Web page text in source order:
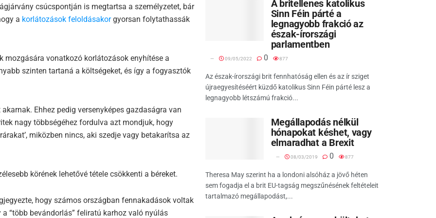
csúcspontján is megtartsa a személyzetet, bár
a korlátozások feloldásakorgyorsan folytathassák
mozgására vonatkozó korlátozások enyhítése a
szinten tartaná a költségeket, és így a fogyasztók
Ehhez pedig versenyképes gazdaságra van
nagy többségéhez fordulva azt mondjuk, hogy
miközben nincs, aki szedje vagy betakarítsa az
körének lehetővé tétele csökkenti a béreket.
hogy számos országban fennakadások voltak
“több bevándorlás” feliratú karhoz való nyúlás
A britellenes katolikus
Sinn Féin párté a
legnagyobb frakció az
észak-írországi
parlamentben
09/05/2022 0 877
Az észak-írországi brit fennhatóság ellen és az ír sziget
újraegyesítéséért küzdő katolikus Sinn Féin párté lesz a
legnagyobb létszámú frakció...
Megállapodás nélkül
hónapokat késhet, vagy
elmaradhat a Brexit
08/03/2019 0 877
Theresa May szerint ha a londoni alsóház a jövő héten
sem fogadja el a brit EU-tagság megszűnésének feltételeit
tartalmazó megállapodást,...